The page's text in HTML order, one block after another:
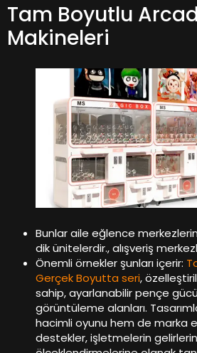
Tam Boyutlu
Makineleri
Bunlar aile eğlence
dik ünitelerdir., alışveriş
Önemli örnekler şunları içerir:
Gerçek Boyutta seri,
sahip, ayarlanabilir pençe
görüntüleme alanları.
hacimli oyunu hem de marka
destekler, işletmelerin